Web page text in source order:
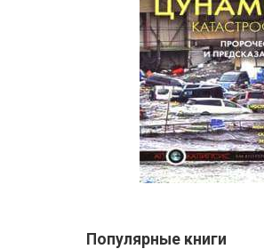
Популярные книги